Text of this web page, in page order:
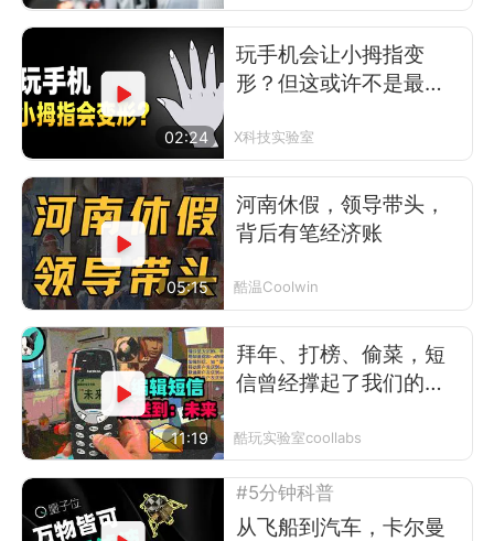
02:24
玩手机会让小拇指变
形？但这或许不是最可
X科技实验室
05:15
河南休假，领导带头，
背后有笔经济账
酷温Coolwin
11:19
拜年、打榜、偷菜，短
信曾经撑起了我们的前
酷玩实验室coollabs
#5分钟科普
从飞船到汽车，卡尔曼